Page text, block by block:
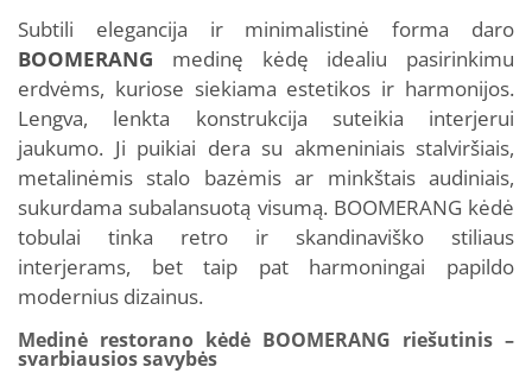
Subtili elegancija ir minimalistinė forma daro
BOOMERANG medinę kėdę idealiu pasirinkimu
erdvėms, kuriose siekiama estetikos ir harmonijos.
Lengva, lenkta konstrukcija suteikia interjerui
jaukumo. Ji puikiai dera su akmeniniais stalviršiais,
metalinėmis stalo bazėmis ar minkštais audiniais,
sukurdama subalansuotą visumą. BOOMERANG kėdė
tobulai tinka retro ir skandinaviško stiliaus
interjerams, bet taip pat harmoningai papildo
modernius dizainus.
Medinė restorano kėdė BOOMERANG riešutinis –
svarbiausios savybės